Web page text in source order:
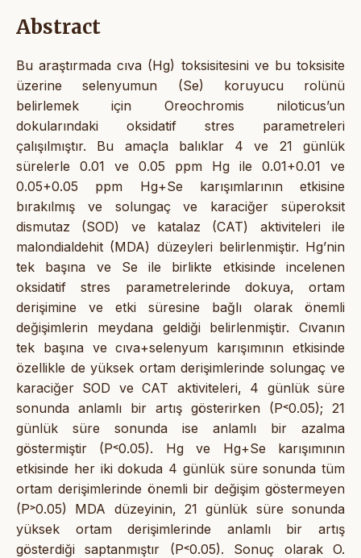
Abstract
Bu araştırmada cıva (Hg) toksisitesini ve bu toksisite
üzerine selenyumun (Se) koruyucu rolünü
belirlemek için Oreochromis niloticus’un
dokularındaki oksidatif stres parametreleri
çalışılmıştır. Bu amaçla balıklar 4 ve 21 günlük
sürelerle 0.01 ve 0.05 ppm Hg ile 0.01+0.01 ve
0.05+0.05 ppm Hg+Se karışımlarının etkisine
bırakılmış ve solungaç ve karaciğer süperoksit
dismutaz (SOD) ve katalaz (CAT) aktiviteleri ile
malondialdehit (MDA) düzeyleri belirlenmiştir. Hg’nin
tek başına ve Se ile birlikte etkisinde incelenen
oksidatif stres parametrelerinde dokuya, ortam
derişimine ve etki süresine bağlı olarak önemli
değişimlerin meydana geldiği belirlenmiştir. Cıvanın
tek başına ve cıva+selenyum karışımının etkisinde
özellikle de yüksek ortam derişimlerinde solungaç ve
karaciğer SOD ve CAT aktiviteleri, 4 günlük süre
sonunda anlamlı bir artış gösterirken (P˂0.05); 21
günlük süre sonunda ise anlamlı bir azalma
göstermiştir (P˂0.05). Hg ve Hg+Se karışımının
etkisinde her iki dokuda 4 günlük süre sonunda tüm
ortam derişimlerinde önemli bir değişim göstermeyen
(P˃0.05) MDA düzeyinin, 21 günlük süre sonunda
yüksek ortam derişimlerinde anlamlı bir artış
gösterdiği saptanmıştır (P˂0.05). Sonuç olarak O.